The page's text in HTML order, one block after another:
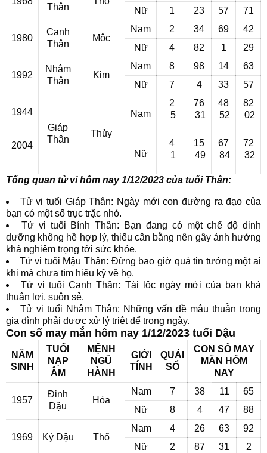
Thân
Nữ
1 23 57 71
1980
Canh
Thân
Mộc
Nam 2 34 69
42
Nữ
4 82 1 29
1992
Nhâm
Thân
Kim
Nam 8 98 14
63
Nữ
7 4 33 57
1944
2004
Giáp
Thân
Thủy
Nam
2
5
76
31
48
52
82
02
Nữ
4
1
15
49
67
84
72
32
Tổng quan tử vi hôm nay 1/12/2023 của tuổi Thân:
Tử vi tuổi Giáp Thân: Ngày mới con đường ra đạo của
bạn có một số trục trặc nhỏ.
Tử vi tuổi Bính Thân: Bạn đang có một chế độ dinh
dưỡng không hề hợp lý, thiếu cân bằng nên gây ảnh hưởng
khá nghiêm trọng tới sức khỏe.
Tử vi tuổi Mậu Thân: Đừng bao giờ quá tin tưởng một ai
khi mà chưa tìm hiểu kỹ về họ.
Tử vi tuổi Canh Thân: Tài lộc ngày mới của bạn khá
thuận lợi, suôn sẻ.
Tử vi tuổi Nhâm Thân: Những vấn đề mâu thuẫn trong
gia đình phải được xử lý triệt để trong ngày.
Con số may mắn hôm nay 1/12/2023 tuổi Dậu
NĂM
SINH
TUỔI
NẠP
ÂM
MỆNH
NGŨ
HÀNH
GIỚI
TÍNH
QUÁI
SỐ
CON SỐ MAY
MẮN HÔM
NAY
1957
Đinh
Dậu
Hỏa
Nam 7 38 11
65
Nữ
8 4 47 88
1969 Kỷ Dậu Thổ
Nam 4 26 63
92
Nữ
2 87 31 2